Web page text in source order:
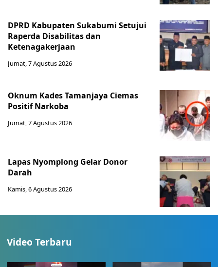
DPRD Kabupaten Sukabumi Setujui
Raperda Disabilitas dan
Ketenagakerjaan
Jumat, 7 Agustus 2026
Oknum Kades Tamanjaya Ciemas
Positif Narkoba
Jumat, 7 Agustus 2026
Lapas Nyomplong Gelar Donor
Darah
Kamis, 6 Agustus 2026
Video Terbaru